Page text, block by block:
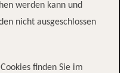
deaktiviert
Castles
werden kann und
nicht ausgeschlossen
finden Sie im